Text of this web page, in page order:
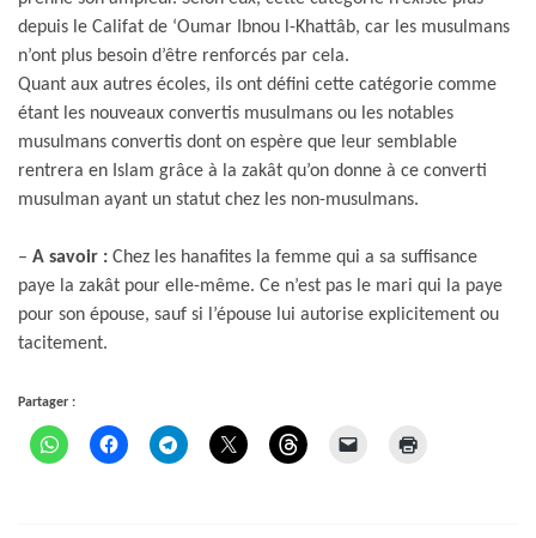
depuis le Califat de ‘Oumar Ibnou l-Khattâb, car les musulmans
n’ont plus besoin d’être renforcés par cela.
Quant aux autres écoles, ils ont défini cette catégorie comme
étant les nouveaux convertis musulmans ou les notables
musulmans convertis dont on espère que leur semblable
rentrera en Islam grâce à la zakât qu’on donne à ce converti
musulman ayant un statut chez les non-musulmans.
– A savoir : Chez les hanafites la femme qui a sa suffisance
paye la zakât pour elle-même. Ce n’est pas le mari qui la paye
pour son épouse, sauf si l’épouse lui autorise explicitement ou
tacitement.
Partager :